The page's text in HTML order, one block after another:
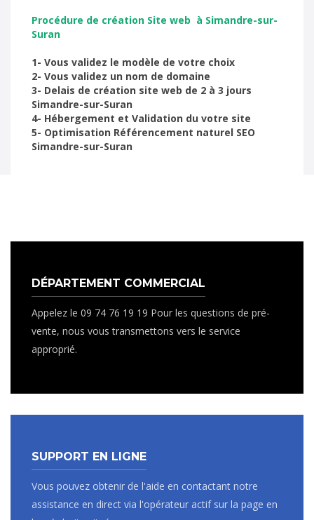
Procédure de création Site web à Simandre-sur-
Suran
1- Vous validez le modèle de votre choix
2- Vous validez un nom de domaine
3- Delais de création site web de 2 à 3 jours
Simandre-sur-Suran
4- Hébergement et Validation du votre site
5- Optimisation Référencement naturel SEO
Simandre-sur-Suran
DÉPARTEMENT COMMERCIAL
Appelez le 09 74 76 19 19 Pour les questions de pré-
vente, nous vous transmettons vers le service
approprié.
SUPPORT EN LIGNE
Vous pouvez obtenir de l'aide en contactant notre
assistance en direct via l'opérateur actif sur la page en